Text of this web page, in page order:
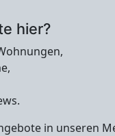
hier?
in unseren